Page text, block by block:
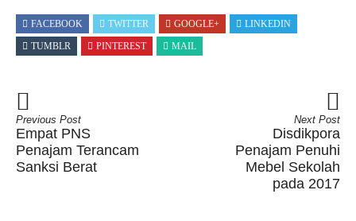
FACEBOOK TWITTER GOOGLE+
LINKEDIN
TUMBLR
PINTEREST MAIL
Previous Post
Empat PNS
Penajam Terancam
Sanksi Berat
Next Post
Disdikpora
Penajam Penuhi
Mebel Sekolah
pada 2017